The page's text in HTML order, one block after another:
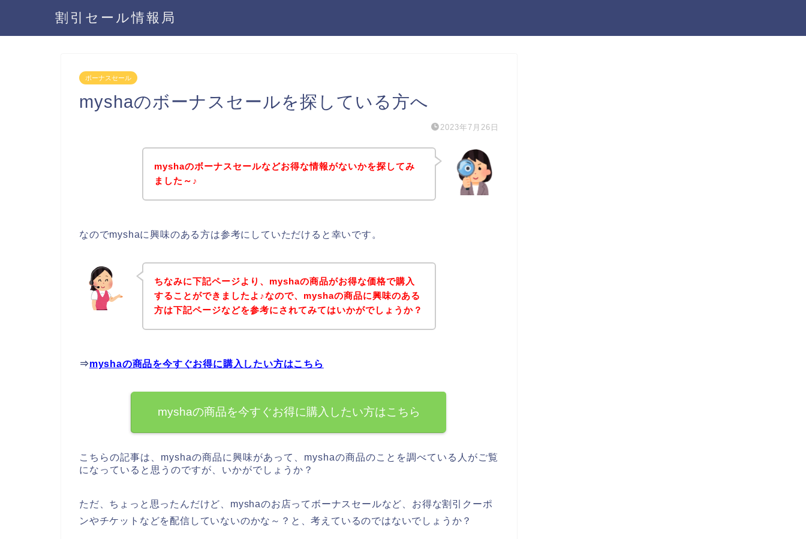
割引セール情報局
ボーナスセール
myshaのボーナスセールを探している方へ
2023年7月26日
myshaのボーナスセールなどお得な情報がないかを探してみ
ました～♪
なのでmyshaに興味のある方は参考にしていただけると幸いです。
ちなみに下記ページより、myshaの商品がお得な価格で購入
することができましたよ♪なので、myshaの商品に興味のある
方は下記ページなどを参考にされてみてはいかがでしょうか？
⇒myshaの商品を今すぐお得に購入したい方はこちら
myshaの商品を今すぐお得に購入したい方はこちら
こちらの記事は、myshaの商品に興味があって、myshaの商品のことを調べている人がご覧
になっていると思うのですが、いかがでしょうか？
ただ、ちょっと思ったんだけど、myshaのお店ってボーナスセールなど、お得な割引クーポ
ンやチケットなどを配信していないのかな～？と、考えているのではないでしょうか？